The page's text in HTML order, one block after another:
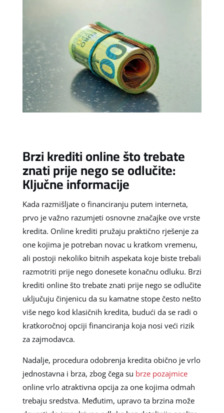
Brzi krediti online što trebate
znati prije nego se odlučite:
Ključne informacije
Kada razmišljate o financiranju putem interneta,
prvo je važno razumjeti osnovne značajke ove vrste
kredita. Online krediti pružaju praktično rješenje za
one kojima je potreban novac u kratkom vremenu,
ali postoji nekoliko bitnih aspekata koje biste trebali
razmotriti prije nego donesete konačnu odluku. Brzi
krediti online što trebate znati prije nego se odlučite
uključuju činjenicu da su kamatne stope često nešto
više nego kod klasičnih kredita, budući da se radi o
kratkoročnoj opciji financiranja koja nosi veći rizik
za zajmodavca.
Nadalje, procedura odobrenja kredita obično je vrlo
jednostavna i brza, zbog čega su brze pozajmice
online vrlo atraktivna opcija za one kojima odmah
trebaju sredstva. Međutim, upravo ta brzina može